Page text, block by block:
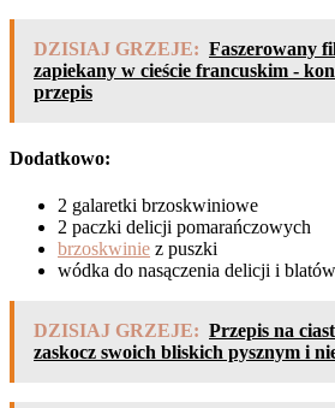
DZISIAJ GRZEJE: Faszerowany
zapiekany w cieście francuskim -
przepis
Dodatkowo:
2 galaretki brzoskwiniowe
2 paczki delicji pomarańczowych
brzoskwinie z puszki
wódka do nasączenia delicji i blatów
DZISIAJ GRZEJE: Przepis na
zaskocz swoich bliskich pysznym i